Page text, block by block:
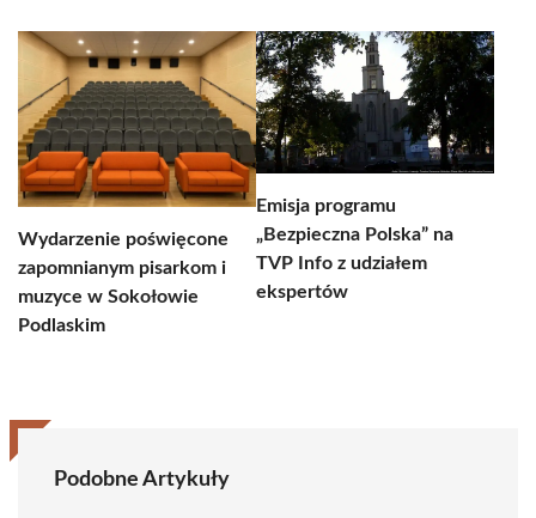
Wydarzenie poświęcone
zapomnianym pisarkom i
muzyce w Sokołowie
Podlaskim
Emisja programu
„Bezpieczna Polska” na
TVP Info z udziałem
ekspertów
Podobne Artykuły